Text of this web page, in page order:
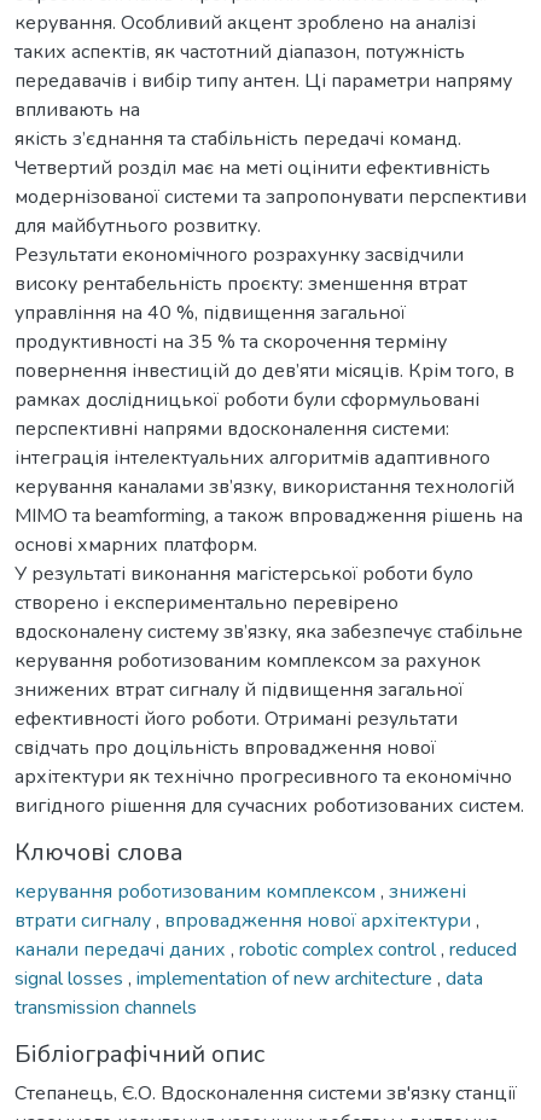
керування. Особливий акцент зроблено на аналізі
таких аспектів, як частотний діапазон, потужність
передавачів і вибір типу антен. Ці параметри напряму
впливають на
якість з’єднання та стабільність передачі команд.
Четвертий розділ має на меті оцінити ефективність
модернізованої системи та запропонувати перспективи
для майбутнього розвитку.
Результати економічного розрахунку засвідчили
високу рентабельність проєкту: зменшення втрат
управління на 40 %, підвищення загальної
продуктивності на 35 % та скорочення терміну
повернення інвестицій до дев’яти місяців. Крім того, в
рамках дослідницької роботи були сформульовані
перспективні напрями вдосконалення системи:
інтеграція інтелектуальних алгоритмів адаптивного
керування каналами зв’язку, використання технологій
MIMO та beamforming, а також впровадження рішень на
основі хмарних платформ.
У результаті виконання магістерської роботи було
створено і експериментально перевірено
вдосконалену систему зв’язку, яка забезпечує стабільне
керування роботизованим комплексом за рахунок
знижених втрат сигналу й підвищення загальної
ефективності його роботи. Отримані результати
свідчать про доцільність впровадження нової
архітектури як технічно прогресивного та економічно
вигідного рішення для сучасних роботизованих систем.
Ключові слова
керування роботизованим комплексом , знижені
втрати сигналу, впровадження нової архітектури ,
канали передачі даних , robotic complex control, reduced
signal losses , implementation of new architecture , data
transmission channels
Бібліографічний опис
Степанець, Є.О. Вдосконалення системи зв'язку станції